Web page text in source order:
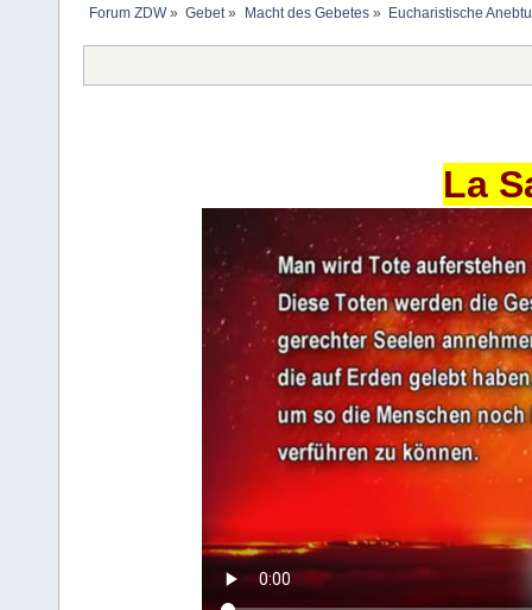
Forum ZDW» Gebet» Macht des Gebetes» Eucharistische
La